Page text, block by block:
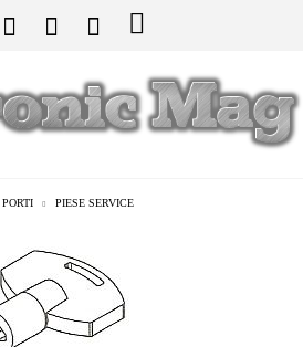
PIESE SERVICE